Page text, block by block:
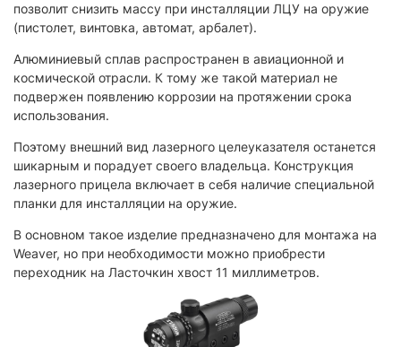
позволит снизить массу при инсталляции ЛЦУ на оружие
(пистолет, винтовка, автомат, арбалет).
Алюминиевый сплав распространен в авиационной и
космической отрасли. К тому же такой материал не
подвержен появлению коррозии на протяжении срока
использования.
Поэтому внешний вид лазерного целеуказателя останется
шикарным и порадует своего владельца. Конструкция
лазерного прицела включает в себя наличие специальной
планки для инсталляции на оружие.
В основном такое изделие предназначено для монтажа на
Weaver, но при необходимости можно приобрести
переходник на Ласточкин хвост 11 миллиметров.